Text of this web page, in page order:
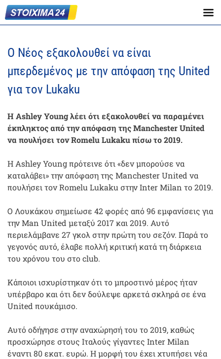
Ο Νέος εξακολουθεί να είναι
μπερδεμένος με την απόφαση της United
για τον Lukaku
Η Ashley Young λέει ότι εξακολουθεί να παραμένει
έκπληκτος από την απόφαση της Manchester United
να πουλήσει τον Romelu Lukaku πίσω το 2019.
Η Ashley Young πρότεινε ότι «δεν μπορούσε να
καταλάβει» την απόφαση της Manchester United να
πουλήσει τον Romelu Lukaku στην Inter Milan το 2019.
Ο Λουκάκου σημείωσε 42 φορές από 96 εμφανίσεις για
την Man United μεταξύ 2017 και 2019. Αυτό
περιελάμβανε 27 γκολ στην πρώτη του σεζόν. Παρά το
γεγονός αυτό, έλαβε πολλή κριτική κατά τη διάρκεια
του χρόνου του στο club.
Κάποιοι ισχυρίστηκαν ότι το μπροστινό μέρος ήταν
υπέρβαρο και ότι δεν δούλεψε αρκετά σκληρά σε ένα
United πουκάμισο.
Αυτό οδήγησε στην αναχώρησή του το 2019, καθώς
προσχώρησε στους Ιταλούς γίγαντες Inter Milan
έναντι 80 εκατ. ευρώ. Η μορφή του έχει χτυπήσει νέα